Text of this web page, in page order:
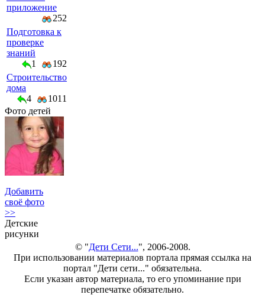
приложение
252
Подготовка к
проверке
знаний
1
192
Строительство
дома
4
1011
Фото детей
Добавить
своё фото
>>
Детские
рисунки
© "Дети Сети...", 2006-2008.
При использовании материалов портала прямая ссылка на
портал "Дети сети..." обязательна.
Если указан автор материала, то его упоминание при
перепечатке обязательно.